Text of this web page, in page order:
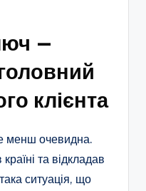
—
клієнта
менш очевидна.
та відкладав
ситуація, що